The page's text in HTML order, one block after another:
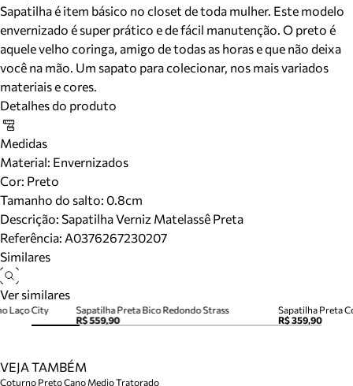
Sapatilha é item básico no closet de toda mulher. Este modelo
envernizado é super prático e de fácil manutenção. O preto é
aquele velho coringa, amigo de todas as horas e que não deixa
você na mão. Um sapato para colecionar, nos mais variados
materiais e cores.
Detalhes do produto
Medidas
Material: Envernizados
Cor: Preto
Tamanho do salto: 0.8cm
Descrição: Sapatilha Verniz Matelassê Preta
Referência: A0376267230207
Similares
Ver similares
Sapatilha Preta Bico Redondo Strass
R$ 559,90
Sapatilha Preta
R$ 359,90
Laço City
VEJA TAMBÉM
Coturno Preto Cano Medio Tratorado